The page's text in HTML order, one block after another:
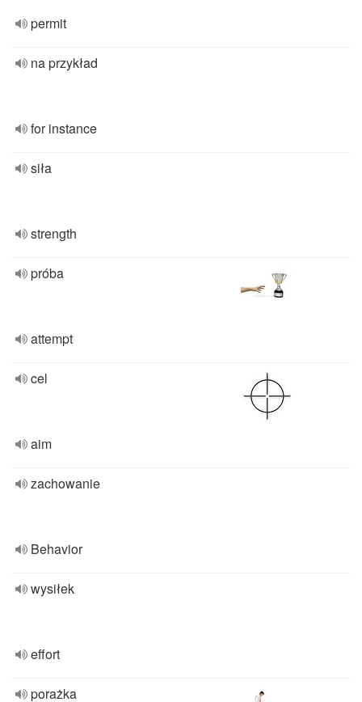
permit
na przykład
for instance
siła
strength
próba
attempt
cel
aim
zachowanie
Behavior
wysiłek
effort
porażka